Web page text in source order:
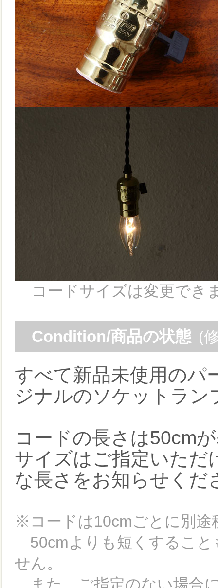
コードサイズは変更でき
Condition/商品の状態 (
すべて新品未使用のパ
ジナルのソケットラン
コードの長さは50cm
サイズはご指定いただ
な長さをお知らせくだ
※コードは10cmごとに別途
50cmよりも短くすること
せん。
また、ご指定のない場合